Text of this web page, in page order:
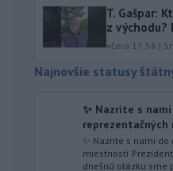
T. Gašpar:
z východu?
včera 17:56 |
Najnovšie statusy
✨ Nazrite s
✨ Nazrite s nami
miestností
dnešnú otázku sme